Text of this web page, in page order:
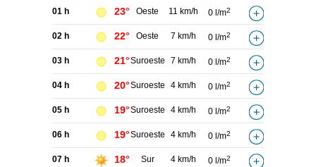
01 h 23° Oeste 11 km/h 0 l/m2
02 h 22° Oeste 7 km/h 0 l/m2
03 h 21°Suroeste 7 km/h 0 l/m2
04 h 20°Suroeste 4 km/h 0 l/m2
05 h 19°Suroeste 4 km/h 0 l/m2
06 h 19°Suroeste 4 km/h 0 l/m2
07 h 18° Sur 4 km/h 0 l/m2